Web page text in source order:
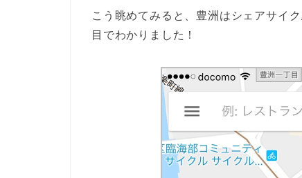
こう眺めてみると、豊洲はシェアサイ
目でわかりました！